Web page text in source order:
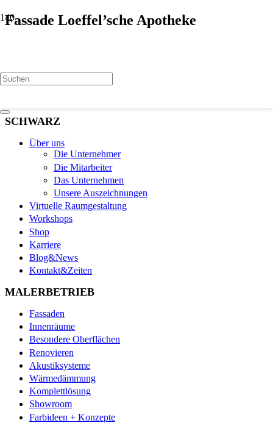
Fassade Loeffel’sche Apotheke
SCHWARZ
Über uns
Die Unternehmer
Die Mitarbeiter
Das Unternehmen
Unsere Auszeichnungen
Virtuelle Raumgestaltung
Workshops
Shop
Karriere
Blog&News
Kontakt&Zeiten
MALERBETRIEB
Fassaden
Innenräume
Besondere Oberflächen
Renovieren
Akustiksysteme
Wärmedämmung
Komplettlösung
Showroom
Farbideen + Konzepte